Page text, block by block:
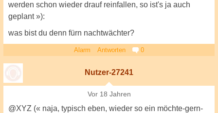
werden schon wieder drauf reinfallen, so ist's ja auch
geplant »):
was bist du denn fürn nachtwächter?
Alarm Antworten 0
Nutzer-27241
Vor 18 Jahren
@XYZ (« naja, typisch eben, wieder so ein möchte-gern-